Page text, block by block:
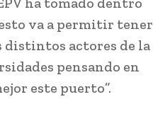
va a permitir tener
distintos actores de la
pensando en
este puerto”.